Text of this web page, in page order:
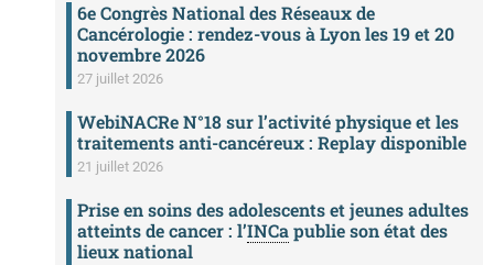
6e Congrès National des Réseaux de
Cancérologie : rendez-vous à Lyon les 19 et 20
novembre 2026
27 juillet 2026
WebiNACRe N°18 sur l’activité physique et les
traitements anti-cancéreux : Replay disponible
21 juillet 2026
Prise en soins des adolescents et jeunes adultes
atteints de cancer : l’INCapublie son état des
lieux national